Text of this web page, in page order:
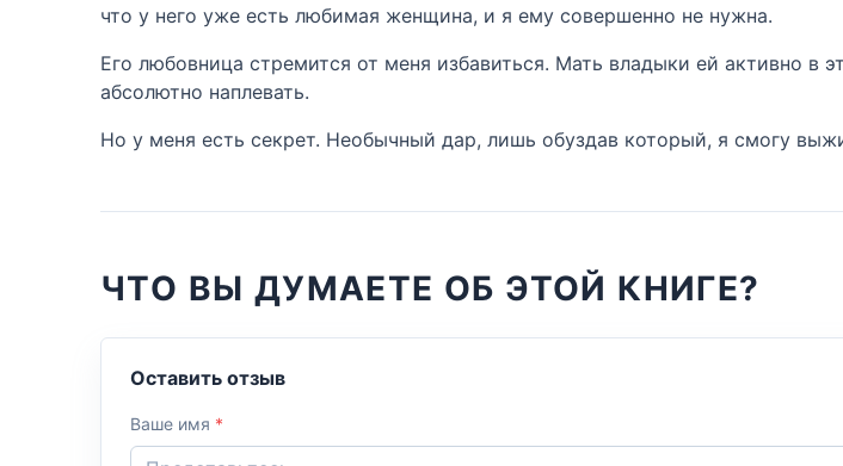
что у него уже есть любимая женщина, и я ему совершенно не нужна.
Его любовница стремится от меня избавиться. Мать владыки ей активно
абсолютно наплевать.
Но у меня есть секрет. Необычный дар, лишь обуздав который, я смогу
ЧТО ВЫ ДУМАЕТЕ ОБ ЭТОЙ КНИГЕ?
Оставить отзыв
Ваше имя *